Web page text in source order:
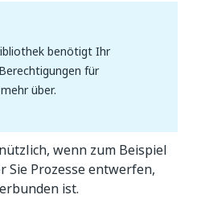
benötigt Ihr
Berechtigungen für
über.
wenn zum Beispiel
Sie Prozesse entwerfen,
ist.